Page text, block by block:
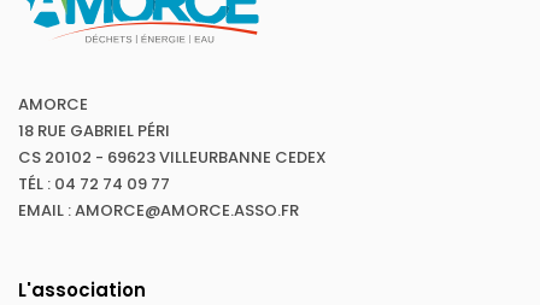
AMORCE
18 RUE GABRIEL PÉRI
CS 20102 - 69623 VILLEURBANNE CEDEX
TÉL : 04 72 74 09 77
EMAIL : AMORCE@AMORCE.ASSO.FR
L'association